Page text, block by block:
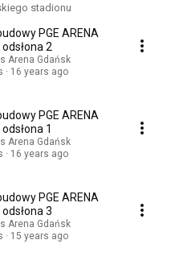
stadionu
PGE ARENA
2
Arena Gdańsk
16 years ago
PGE ARENA
1
Arena Gdańsk
16 years ago
PGE ARENA
3
Arena Gdańsk
15 years ago